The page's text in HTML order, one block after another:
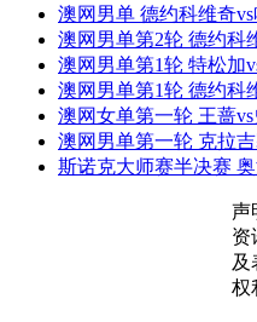
澳网男单 德约科维奇
澳网男单第2轮 德约科
澳网男单第1轮 特松加
澳网男单第1轮 德约科
澳网女单第一轮 王蔷
澳网男单第一轮 克拉
斯诺克大师赛半决赛
声
资
及
权